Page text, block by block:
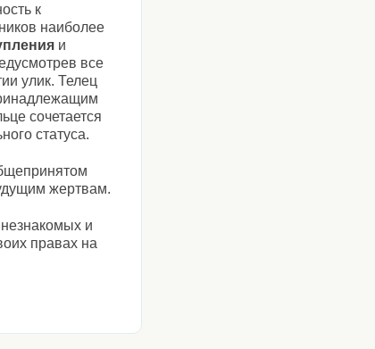
к
наиболее
и
все
улик. Телец
сочетается
статуса.
жертвам.
и
правах на